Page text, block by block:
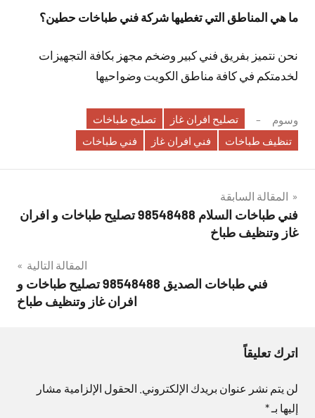
ما هي المناطق التي تغطيها شركة فني طباخات حطين؟
نحن نتميز بفريق فني كبير وضخم مجهز بكافة التجهيزات
لخدمتكم في كافة مناطق الكويت وضواحيها
وسوم تصليح افران غاز
تصليح طباخات
تنظيف طباخات
فني افران غاز فني طباخات
تصفّح
المقالات
المقالة السابقة
فني طباخات السلام 98548488 تصليح طباخات و افران
غاز وتنظيف طباخ
المقالة التالية
فني طباخات الصديق 98548488 تصليح طباخات و
افران غاز وتنظيف طباخ
اترك تعليقاً
لن يتم نشر عنوان بريدك الإلكتروني. الحقول الإلزامية مشار
إليها بـ*